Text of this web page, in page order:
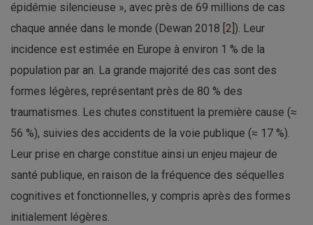
épidémie silencieuse », avec près de 69 millions de cas
chaque année dans le monde (Dewan 2018 [ 2 ]). Leur
incidence est estimée en Europe à environ 1 % de la
population par an. La grande majorité des cas sont des
formes légères, représentant près de 80 % des
traumatismes. Les chutes constituent la première cause (≈
56 %), suivies des accidents de la voie publique (≈ 17 %).
Leur prise en charge constitue ainsi un enjeu majeur de
santé publique, en raison de la fréquence des séquelles
cognitives et fonctionnelles, y compris après des formes
initialement légères.